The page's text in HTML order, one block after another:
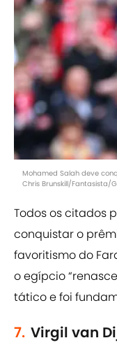
Mohamed Salah deve
Chris Brunskill/Fantasista/
Todos os citados
conquistar o
favoritismo do
o egípcio
tático e foi
7. Virgil van